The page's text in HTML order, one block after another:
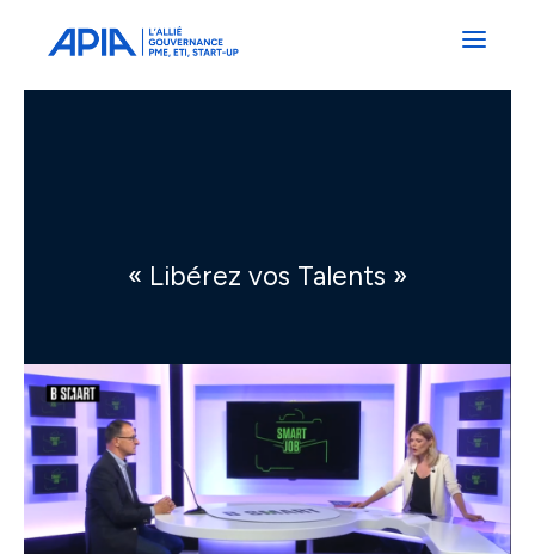
Professionnels
Indépendants
« Libérez vos Talents »